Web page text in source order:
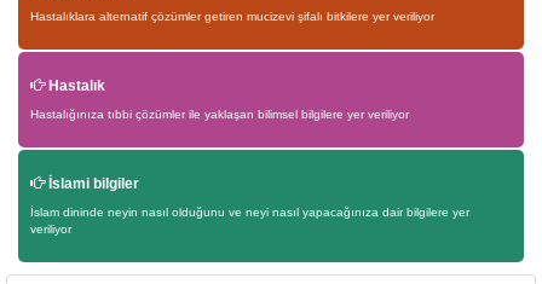
Hastalıklara alternatif çözümler getiren mucizevi şifalı bitkilere yer veriliyor
Hastalık
Hastalığınıza tıbbi çözümler ile yaklaşan bilimsel bilgilere yer veriliyor
İslami bilgiler
İslam dininde neyin nasıl olduğunu ve neyi nasıl yapacağınıza dair bilgilere yer
veriliyor